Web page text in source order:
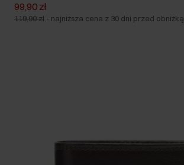
99,90 zł
119,90 zł - najniższa cena z 30 dni przed obniżką